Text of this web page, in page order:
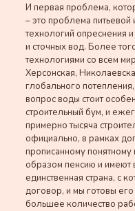
И первая проблема,
– это проблема
технологий опреснения
и сточных вод. Более
технологиями со всем
Херсонская,
глобального
вопрос воды стоит
строительный бум, и
примерно тысяча
официально, в рамках
прописанному понятному
образом пенсию и имеют
единственная страна, с
договор, и мы готовы
большее количество